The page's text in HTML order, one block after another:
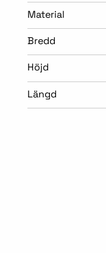
Material
Bredd
Höjd
Längd